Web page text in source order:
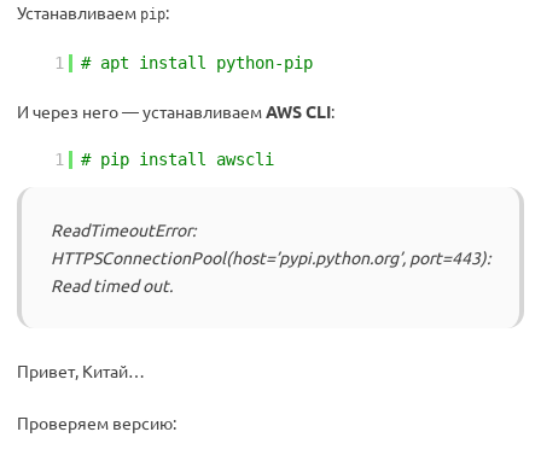
Устанавливаем pip:
1 # apt install python-pip
И через него — устанавливаемAWS CLI:
1 # pip install awscli
ReadTimeoutError:
HTTPSConnectionPool(host=’pypi.python.org’, port=443):
Read timed out.
Привет, Китай…
Проверяем версию: